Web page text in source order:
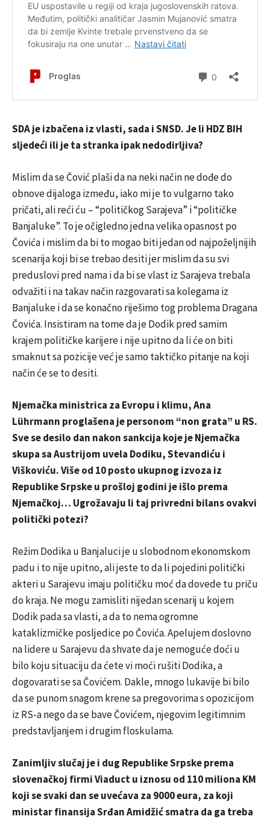
SDA je izbačena iz vlasti, sada i SNSD. Je li HDZ BIH
sljedeći ili je ta stranka ipak nedodirljiva?
Mislim da se Čović plaši da na neki način ne dođe do
obnove dijaloga između, iako mi je to vulgarno tako
pričati, ali reći ću – “političkog Sarajeva” i “političke
Banjaluke”. To je očigledno jedna velika opasnost po
Čovića i mislim da bi to mogao biti jedan od najpoželjnijih
scenarija koji bi se trebao desiti jer mislim da su svi
preduslovi pred nama i da bi se vlast iz Sarajeva trebala
odvažiti i na takav način razgovarati sa kolegama iz
Banjaluke i da se konačno riješimo tog problema Dragana
Čovića. Insistiram na tome da je Dodik pred samim
krajem političke karijere i nije upitno da li će on biti
smaknut sa pozicije već je samo taktičko pitanje na koji
način će se to desiti.
Njemačka ministrica za Evropu i klimu, Ana
Lührmann proglašena je personom “non grata” u RS.
Sve se desilo dan nakon sankcija koje je Njemačka
skupa sa Austrijom uvela Dodiku, Stevandiću i
Viškoviću. Više od 10 posto ukupnog izvoza iz
Republike Srpske u prošloj godini je išlo prema
Njemačkoj… Ugrožavaju li taj privredni bilans ovakvi
politički potezi?
Režim Dodika u Banjaluci je u slobodnom ekonomskom
padu i to nije upitno, ali jeste to da li pojedini politički
akteri u Sarajevu imaju političku moć da dovede tu priču
do kraja. Ne mogu zamisliti nijedan scenarij u kojem
Dodik pada sa vlasti, a da to nema ogromne
kataklizmičke posljedice po Čovića. Apelujem doslovno
na lidere u Sarajevu da shvate da je nemoguće doći u
bilo koju situaciju da ćete vi moći rušiti Dodika, a
dogovarati se sa Čovićem. Dakle, mnogo lukavije bi bilo
da se punom snagom krene sa pregovorima s opozicijom
iz RS-a nego da se bave Čovićem, njegovim legitimnim
predstavljanjem i drugim floskulama.
Zanimljiv slučaj je i dug Republike Srpske prema
slovenačkoj firmi Viaduct u iznosu od 110 miliona KM
koji se svaki dan se uvećava za 9000 eura, za koji
ministar finansija Srđan Amidžić smatra da ga treba